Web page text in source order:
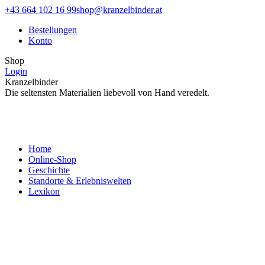
Zum
springen
Facebook
opens
window
Instagram
opens
window
+43 664 102 16 99shop@kranzelbinder.at
Bestellungen
Konto
Shop
Login
Kranzelbinder
Die seltensten Materialien liebevoll von Hand veredelt.
Home
Online-Shop
Geschichte
Standorte & Erlebniswelten
Lexikon